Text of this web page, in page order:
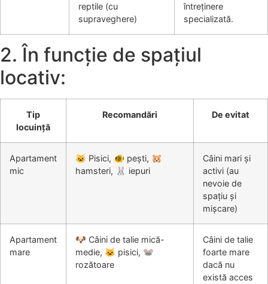
reptile (cu
supraveghere)
întreținere
specializată.
2. În funcție de spațiul
locativ:
Tip
locuință
Recomandări De evitat
Apartament
mic
🐱 Pisici, 🐠 pești, 🐹
hamsteri, 🐰 iepuri
Câini mari și
activi (au
nevoie de
spațiu și
mișcare)
Apartament
mare
🐶 Câini de talie mică-
medie, 🐱 pisici, 🐭
rozătoare
Câini de talie
foarte mare
dacă nu
există acces